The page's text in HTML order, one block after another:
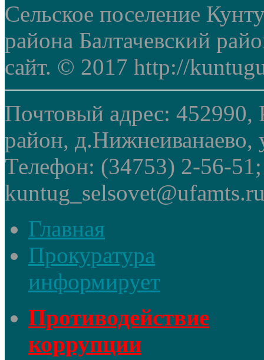
Сельское поселение
района Балтачевский
сайт. © 2017 http://
Почтовый адрес: 452990,
район, д.Нижнеиванаево,
Телефон: (34753) 2-56-
Главная
Прокуратура
информирует
Противодействие
коррупции